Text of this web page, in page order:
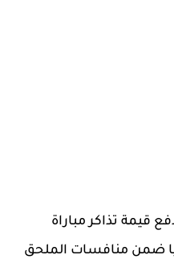
تذاكر مباراة
ضمن منافسات الملحق